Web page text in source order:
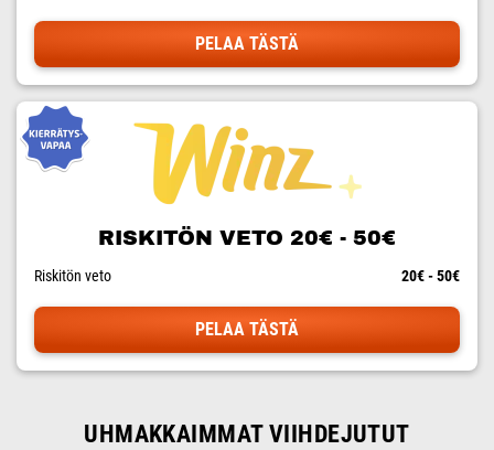
PELAA TÄSTÄ
RISKITÖN VETO 20€ - 50€
Riskitön veto 20€ - 50€
PELAA TÄSTÄ
UHMAKKAIMMAT VIIHDEJUTUT